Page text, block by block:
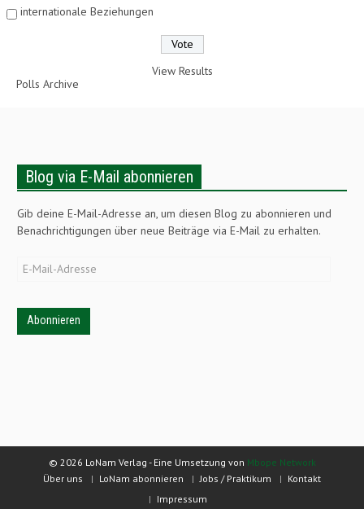
internationale Beziehungen
View Results
Polls Archive
Blog via E-Mail abonnieren
Gib deine E-Mail-Adresse an, um diesen Blog zu abonnieren und
Benachrichtigungen über neue Beiträge via E-Mail zu erhalten.
E-
© 2026 LoNam Verlag - Eine Umsetzung von Mbope Network
Über uns
LoNam abonnieren Jobs / Praktikum
Kontakt
Impressum